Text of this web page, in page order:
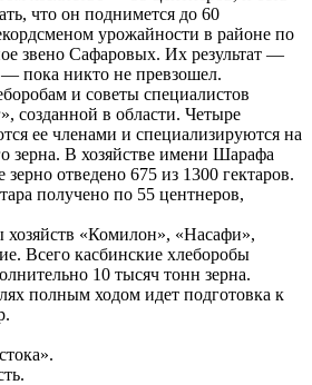
что он поднимется до 60
урожайности в районе по
звено Сафаровых. Их результат —
— пока никто не превзошел.
и советы специалистов
созданной в области. Четыре
ее членами и специализируются на
зерна. В хозяйстве имени Шарафа
отведено 675 из 1300 гектаров.
получено по 55 центнеров,
хозяйств «Комилон», «Насафи»,
Всего касбинские хлеборобы
10 тысяч тонн зерна.
полным ходом идет подготовка к